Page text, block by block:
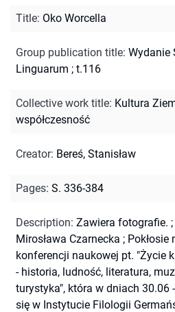
Title: Oko Worcella
Group publication title: Wydanie
Linguarum ; t.116
Collective work title: Kultura
współczesność
Creator: Bereś, Stanisław
Pages: S. 336-384
Description: Zawiera fotografie. ;
Mirosława Czarnecka ; Pokłosie
konferencji naukowej pt. "Życie
- historia, ludność, literatura,
turystyka", która w dniach 30.06
się w Instytucie Filologii